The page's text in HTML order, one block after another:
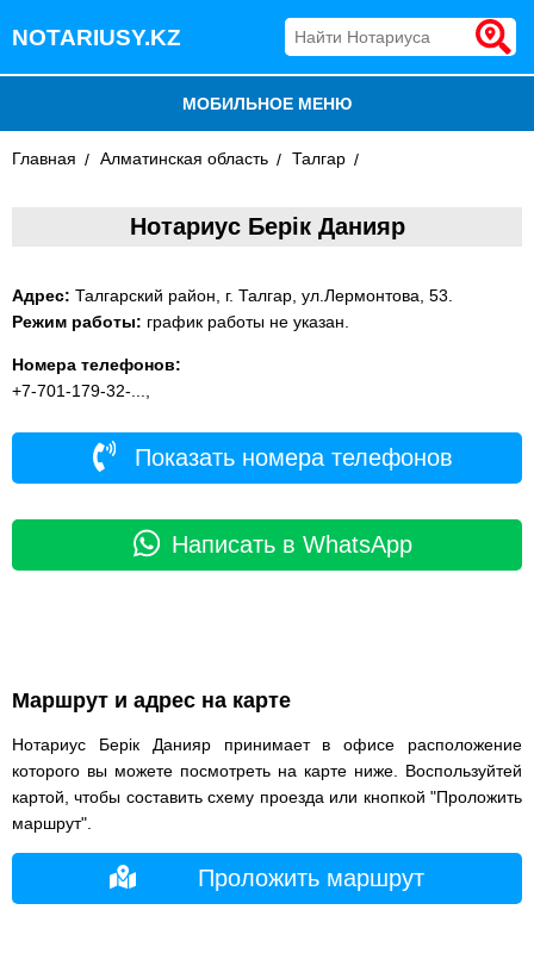
NOTARIUSY.KZ
МОБИЛЬНОЕ МЕНЮ
БЛОГ
ДОБАВИТЬ КОМПАНИЮ
Главная Алматинская область Талгар
Нотариус Берік Данияр
Адрес: Талгарский район, г. Талгар, ул.Лермонтова, 53.
Режим работы: график работы не указан.
Номера телефонов:
+7-701-179-32-...,
Показать номера телефонов
Написать в WhatsApp
Маршрут и адрес на карте
Нотариус Берік Данияр принимает в офисе расположение
которого вы можете посмотреть на карте ниже. Воспользуйтей
картой, чтобы составить схему проезда или кнопкой "Проложить
маршрут".
Проложить маршрут